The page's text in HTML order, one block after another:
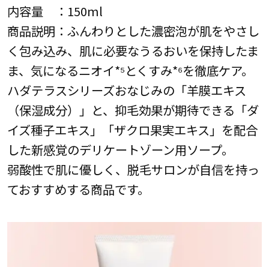
内容量 ：150ml
商品説明：ふんわりとした濃密泡が肌をやさし
く包み込み、肌に必要なうるおいを保持したま
ま、気になるニオイ*⁵とくすみ*⁶を徹底ケア。
ハダテラスシリーズおなじみの「羊膜エキス
（保湿成分）」と、抑毛効果が期待できる「ダ
イズ種子エキス」「ザクロ果実エキス」を配合
した新感覚のデリケートゾーン用ソープ。
弱酸性で肌に優しく、脱毛サロンが自信を持っ
ておすすめする商品です。